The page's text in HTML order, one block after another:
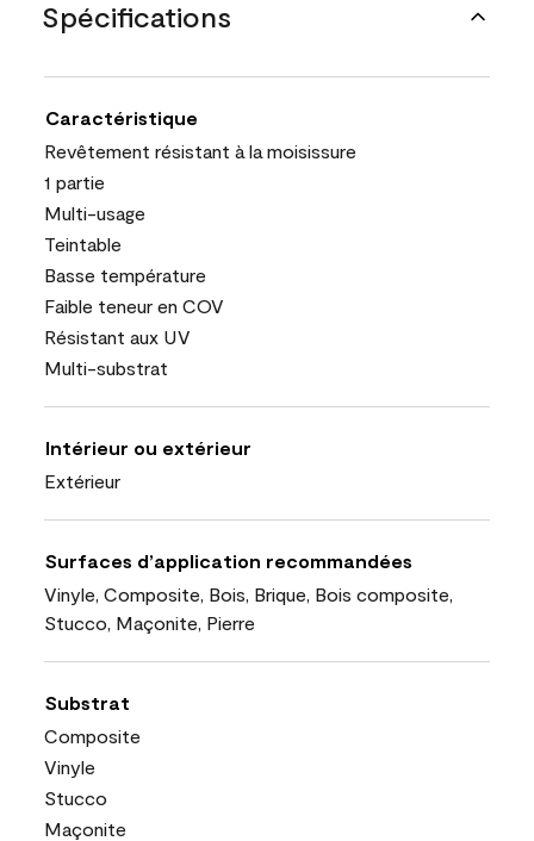
Spécifications
Caractéristique
Revêtement résistant à la moisissure
1 partie
Multi-usage
Teintable
Basse température
Faible teneur en COV
Résistant aux UV
Multi-substrat
Intérieur ou extérieur
Extérieur
Surfaces d’application recommandées
Vinyle, Composite, Bois, Brique, Bois composite,
Stucco, Maçonite, Pierre
Substrat
Composite
Vinyle
Stucco
Maçonite